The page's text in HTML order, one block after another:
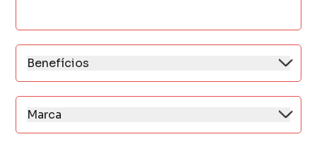
Benefícios
- Dura em média 10 dias nas unhas
- Brilho intenso por muito mais tempo
- Secagem rápida, sem cabine UV
- Fácil remoção
Marca
A Mohda é referência em esmaltes e